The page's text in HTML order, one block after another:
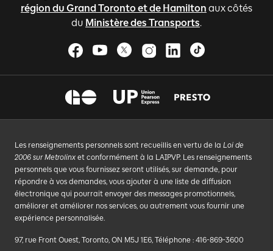
région du Grand Toronto et de Hamilton aux côtés
du Ministère des Transports.
Les renseignements personnels sont recueillis en vertu de la Loi de
2006 sur Metrolinx et conformément à la LAIPVP. Les renseignements
personnels que vous fournissez seront utilisés, sur demande, pour
répondre à vos demandes, vous ajouter à une liste de diffusion
électronique qui pourrait envoyer des messages promotionnels,
améliorer et améliorer nos services, ou autrement vous fournir une
expérience personnalisée.
97, rue Front Ouest, Toronto, ON M5J 1E6, Téléphone : 416-869-3600